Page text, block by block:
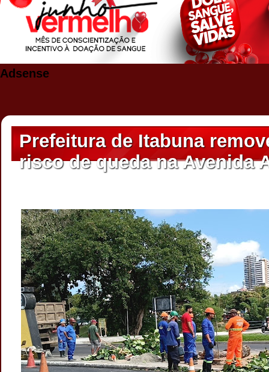
Adsense
Prefeitura de Itabuna
risco de queda na Avenida